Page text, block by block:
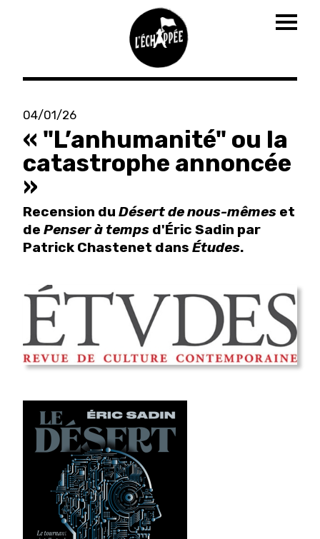
Aller
contenu
principal
04/01/26
« "L’anhumanité" ou la
catastrophe annoncée
»
Recension du Désert de nous-mêmes et
de Penser à temps d'Éric Sadin par
Patrick Chastenet dans Études.